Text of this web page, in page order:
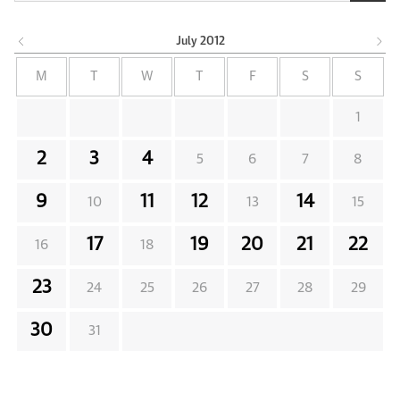
July 2012
M W F S S
1
2 3 4 5 6 7 8
9 10 11 12 13 14 15
16 17 18 19 20 21 22
23 24 25 26 27 28 29
30 31